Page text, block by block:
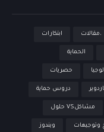
،مقالات ابتكارات
الحماية
حصريات
دروس حماية
مشاكلVS حلول
وتوجيهات ويندوز